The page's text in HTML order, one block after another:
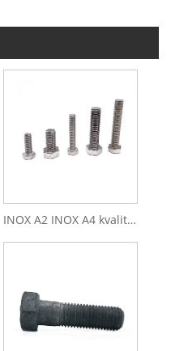
INOX A2 INOX A4 kvaliteetne kinnitus roostevabast terasest 304 316 DIN933 kuuskantpeaga polt